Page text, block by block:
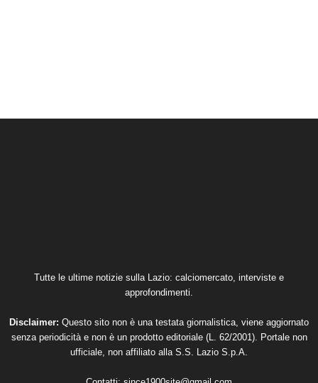
Tutte le ultime notizie sulla Lazio: calciomercato, interviste e
approfondimenti.
Disclaimer: Questo sito non è una testata giornalistica, viene aggiornato
senza periodicità e non è un prodotto editoriale (L. 62/2001). Portale non
ufficiale, non affiliato alla S.S. Lazio S.p.A.